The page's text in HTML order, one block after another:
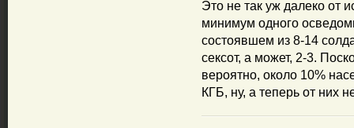
Это не так уж далеко от
минимум одного
состоявшем из 8-14
сексот, а может, 2-3.
вероятно, около 10%
КГБ, ну, а теперь от них